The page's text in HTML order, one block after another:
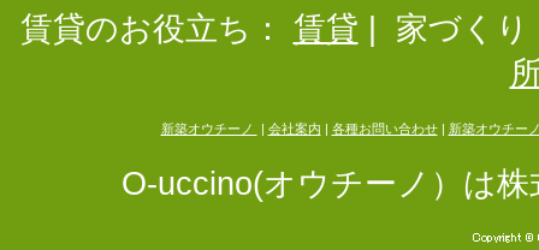
賃貸のお役立ち：
賃貸
家づくり
新築オウチーノ 会社案内 各種お問い合わせ| 新築オウチー
O-uccino(オウチーノ）は